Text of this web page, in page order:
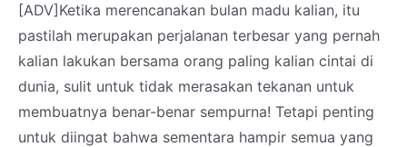
[ADV]Ketika merencanakan bulan madu kalian, itu
pastilah merupakan perjalanan terbesar yang pernah
kalian lakukan bersama orang paling kalian cintai di
dunia, sulit untuk tidak merasakan tekanan untuk
membuatnya benar-benar sempurna! Tetapi penting
untuk diingat bahwa sementara hampir semua yang